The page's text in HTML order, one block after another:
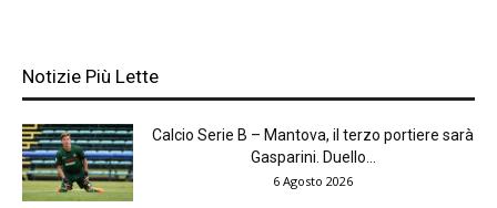
Notizie Più Lette
Calcio Serie B – Mantova, il terzo portiere sarà
Gasparini. Duello...
6 Agosto 2026